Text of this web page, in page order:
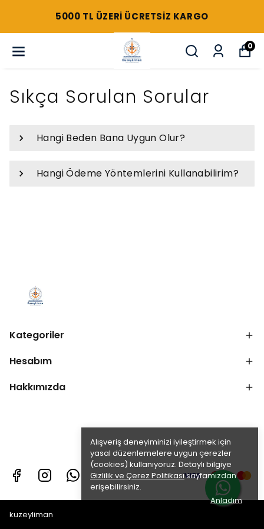
5000 TL ÜZERI ÜCRETSIZ KARGO
0
Alışveriş deneyiminizi iyileştirmek için
yasal düzenlemelere uygun çerezler
(cookies) kullanıyoruz. Detaylı bilgiye
Gizlilik ve Çerez Politikasısayfamızdan
erişebilirsiniz.
Anladım
Sıkça Sorulan Sorular
Hangi Beden Bana Uygun Olur?
Hangi Ödeme Yöntemlerini Kullanabilirim?
Kategoriler
Hesabım
Hakkımızda
kuzeyliman